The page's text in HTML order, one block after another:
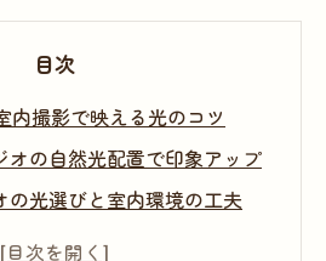
目次
内撮影で映える光のコツ
オの自然光配置で印象アップ
の光選びと室内環境の工夫
ォトスタジオで美しく撮る照